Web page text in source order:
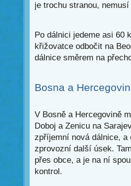
je trochu stranou,
Po dálnici jedeme asi 60
křižovatce odbočit na
dálnice směrem na
Bosna a
V Bosně a Hercegovině
Doboj a Zenicu na
zpříjemní nová dálnice,
zprovozní další úsek.
přes obce, a je na ní
kontrol.